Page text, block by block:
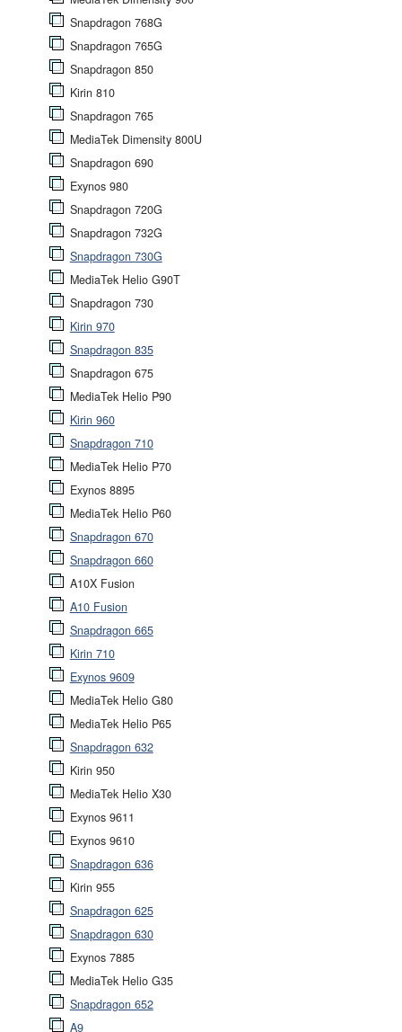
Snapdragon 768G
Snapdragon 765G
Snapdragon 850
Kirin 810
Snapdragon 765
MediaTek Dimensity 800U
Snapdragon 690
Exynos 980
Snapdragon 720G
Snapdragon 732G
Snapdragon 730G
MediaTek Helio G90T
Snapdragon 730
Kirin 970
Snapdragon 835
Snapdragon 675
MediaTek Helio P90
Kirin 960
Snapdragon 710
MediaTek Helio P70
Exynos 8895
MediaTek Helio P60
Snapdragon 670
Snapdragon 660
A10X Fusion
A10 Fusion
Snapdragon 665
Kirin 710
Exynos 9609
MediaTek Helio G80
MediaTek Helio P65
Snapdragon 632
Kirin 950
MediaTek Helio X30
Exynos 9611
Exynos 9610
Snapdragon 636
Kirin 955
Snapdragon 625
Snapdragon 630
Exynos 7885
MediaTek Helio G35
Snapdragon 652
A9